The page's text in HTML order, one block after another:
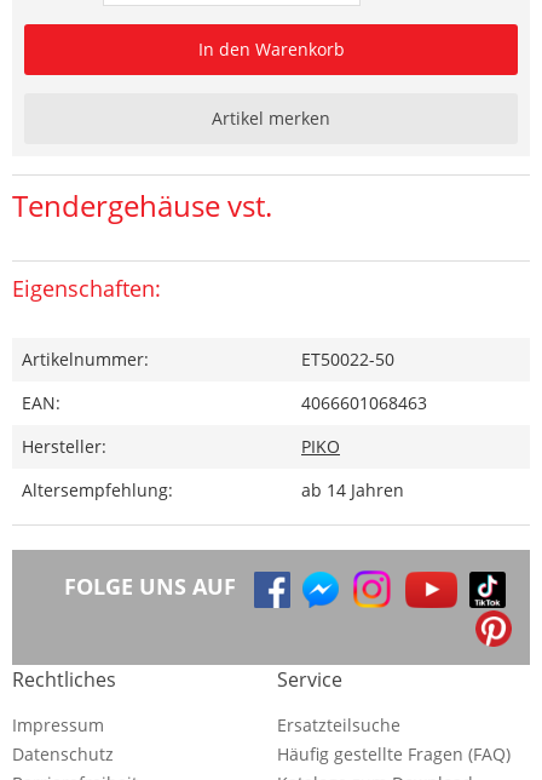
In den Warenkorb
Artikel merken
Tendergehäuse vst.
Eigenschaften:
Artikelnummer:
ET50022-50
EAN:
4066601068463
Hersteller:
PIKO
Altersempfehlung:
ab 14 Jahren
FOLGE UNS AUF
Rechtliches
Impressum
Datenschutz
Service
Ersatzteilsuche
Häufig gestellte Fragen (FAQ)